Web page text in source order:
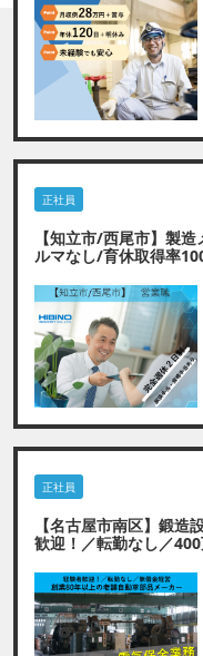
正社員
【知立市/西尾市】製
ルマなし/育休取得率
正社員
【名古屋市南区】鍛造
歓迎！／転勤なし／